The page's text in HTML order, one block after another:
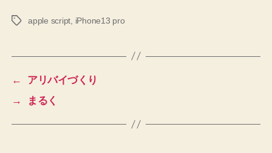
タ
apple script iPhone13 pro
←
アリバイづくり
→
まるく